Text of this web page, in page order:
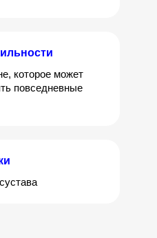
которое может
повседневные